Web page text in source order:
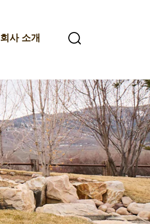
회사 소개